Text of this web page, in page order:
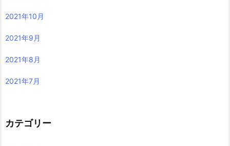
2021年10月
2021年9月
2021年8月
2021年7月
カテゴリー